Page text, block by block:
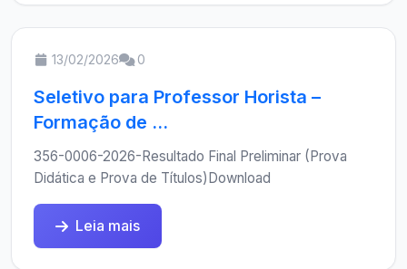
13/02/2026 0
Seletivo para Professor Horista –
Formação de ...
356-0006-2026-Resultado Final Preliminar (Prova
Didática e Prova de Títulos)Download
Leia mais